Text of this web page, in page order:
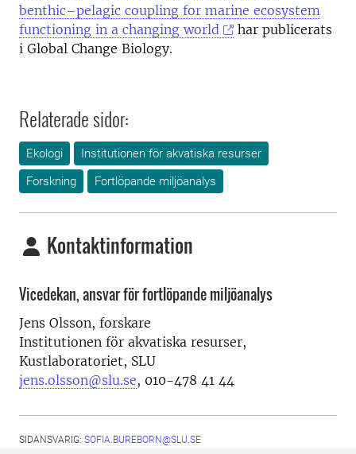
benthic–pelagic coupling for marine ecosystem
functioning in a changing world
har publicerats
i Global Change Biology.
Relaterade sidor:
Ekologi
Institutionen för akvatiska resurser
Forskning
Fortlöpande miljöanalys
Kontaktinformation
Vicedekan, ansvar för fortlöpande miljöanalys
Jens Olsson, forskare
Institutionen för akvatiska resurser,
Kustlaboratoriet, SLU
jens.olsson@slu.se, 010-478 41 44
SIDANSVARIG: SOFIA.BUREBORN@SLU.SE